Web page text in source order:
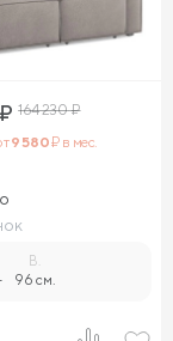
₽ 164 230₽
9 580₽ в мес.
В.
96 см.